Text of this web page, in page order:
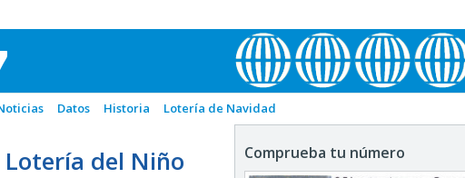
Datos Historia Lotería de Navidad
del Niño
Comprueba tu número